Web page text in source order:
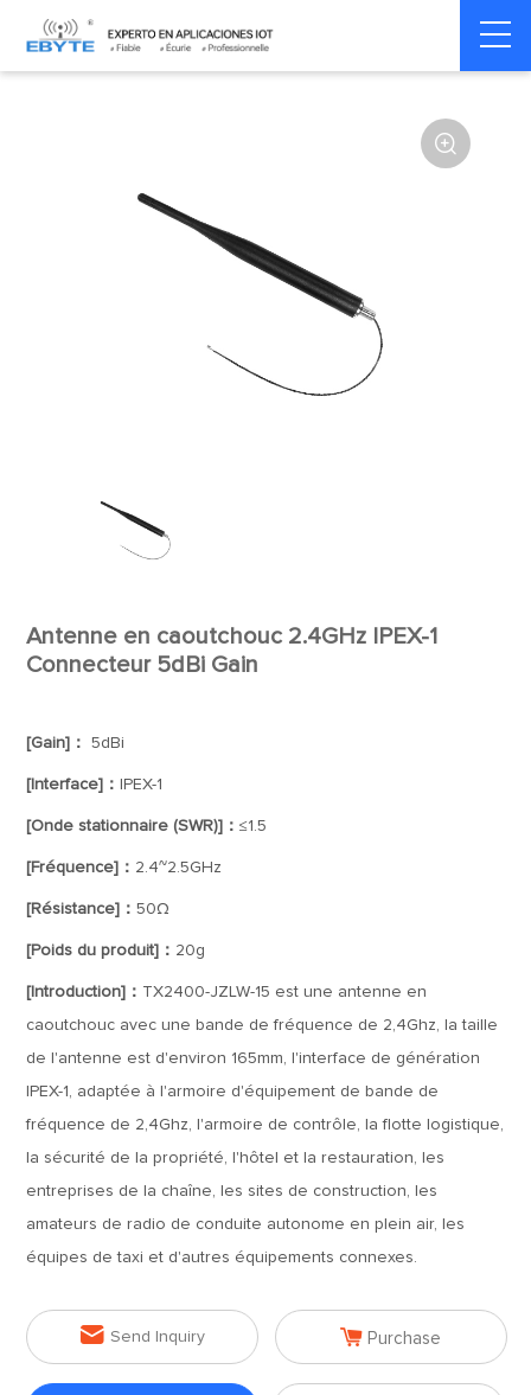
Home > Accessoires > Antenna

Antenne en caoutchouc 2.4GHz IPEX-1
Connecteur 5dBi Gain
[Gain]： 5dBi
[Interface]： IPEX-1
[Onde stationnaire (SWR)]：≤1.5
[Fréquence]： 2.4~2.5GHz
[Résistance]：50Ω
[Poids du produit]： 20g
[Introduction]： TX2400-JZLW-15 est une antenne en
caoutchouc avec une bande de fréquence de 2,4Ghz, la taille
de l'antenne est d'environ 165mm, l'interface de génération
IPEX-1, adaptée à l'armoire d'équipement de bande de
fréquence de 2,4Ghz, l'armoire de contrôle, la flotte logistique,
la sécurité de la propriété, l'hôtel et la restauration, les
entreprises de la chaîne, les sites de construction, les
amateurs de radio de conduite autonome en plein air, les
équipes de taxi et d'autres équipements connexes.
 Send Inquiry  Purchase